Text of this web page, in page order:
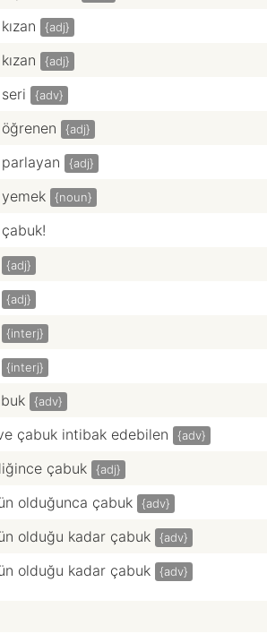
{adj}
{adj}
{adv}
{adj}
{adj}
{noun}
{adj}
{adj}
{interj}
{interj}
{adv}
çabuk intibak edebilen {adv}
çabuk {adj}
olduğunca çabuk {adv}
olduğu kadar çabuk {adv}
olduğu kadar çabuk {adv}